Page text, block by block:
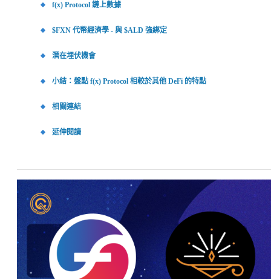
f(x) Protocol 鏈上數據
$FXN 代幣經濟學 - 與 $ALD 強綁定
潛在埋伏機會
小結：盤點 f(x) Protocol 相較於其他 DeFi 的特點
相關連結
延伸閱讀